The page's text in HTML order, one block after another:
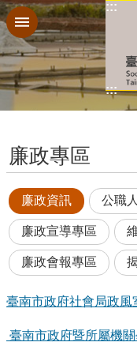
跳到主要內容區塊
:::
:::
廉政專區
廉政資訊 公職
廉政宣導專區
廉政會報專區
臺南市政府社會局政風
臺南市政府暨所屬機